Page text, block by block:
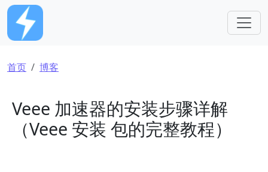
跳转到主要内容
面包屑
首页 博客
Veee 加速器的安装步骤详解
（Veee 安装 包的完整教程）